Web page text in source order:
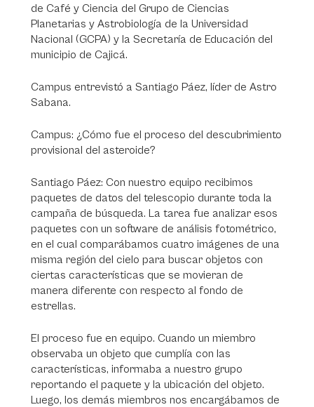
de Café y Ciencia del Grupo de Ciencias
Planetarias y Astrobiología de la Universidad
Nacional (GCPA) y la Secretaría de Educación del
municipio de Cajicá.
Campus entrevistó a Santiago Páez, líder de Astro
Sabana.
Campus: ¿Cómo fue el proceso del descubrimiento
provisional del asteroide?
Santiago Páez: Con nuestro equipo recibimos
paquetes de datos del telescopio durante toda la
campaña de búsqueda. La tarea fue analizar esos
paquetes con un software de análisis fotométrico,
en el cual comparábamos cuatro imágenes de una
misma región del cielo para buscar objetos con
ciertas características que se movieran de
manera diferente con respecto al fondo de
estrellas.
El proceso fue en equipo. Cuando un miembro
observaba un objeto que cumplía con las
características, informaba a nuestro grupo
reportando el paquete y la ubicación del objeto.
Luego, los demás miembros nos encargábamos de